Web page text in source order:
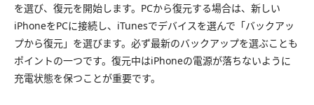
を選び、復元を開始します。PCから復元する場合は、新しい
iPhoneをPCに接続し、iTunesでデバイスを選んで「バックアッ
プから復元」を選びます。必ず最新のバックアップを選ぶことも
ポイントの一つです。復元中はiPhoneの電源が落ちないように
充電状態を保つことが重要です。